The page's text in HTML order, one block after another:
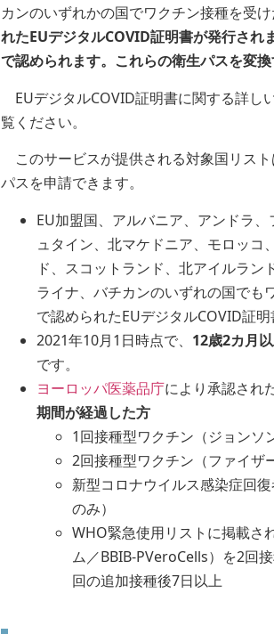
カンのいずれかの国でワクチン接種を受
れたEUデジタルCOVID証明書が発行され
で認められます。これらの衛生パスを変換
EUデジタルCOVID証明書に関する詳しい
覧ください。
このサービスが提供される対象国リス
パスを申請できます。
EU加盟国、アルバニア、アンドラ
ュタイン、北マケドニア、モロッコ
ド、スコットランド、北アイルラ
ライナ、バチカンのいずれの国でも
で認められたEUデジタルCOVID証
2021年10月1日時点で、 12歳2カ月
です。
ヨーロッパ医薬品庁により承認され
期間が経過した方
1回接種型ワクチン（ジョンソ
2回接種型ワクチン（ファイザ
新型コロナウイルス感染症回
のみ）
WHO緊急使用リストに掲載さ
ム／BBIB-PVeroCells）を2回
回の追加接種後7日以上